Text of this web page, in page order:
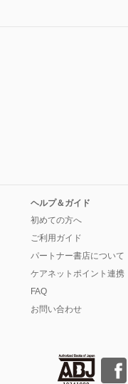
ヘルプ＆ガイド
初めての方へ
ご利用ガイド
パートナー書店について
ケアネットポイント連携
FAQ
お問い合わせ